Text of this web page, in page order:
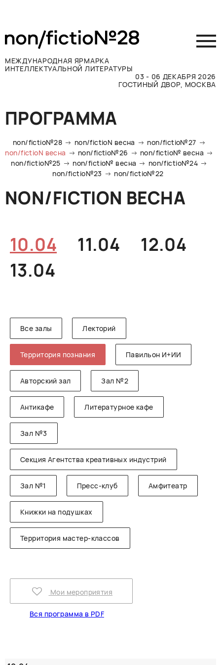
МЕЖДУНАРОДНАЯ ЯРМАРКА
ИНТЕЛЛЕКТУАЛЬНОЙ ЛИТЕРАТУРЫ
03 - 06 ДЕКАБРЯ 2026
ГОСТИНЫЙ ДВОР, МОСКВА
Принять участие
Участникам
Посетителям
Программа
Прессе
Контакты
ПРОГРАММА
non/fictio№28 non/fictioN весна
non/fictio№27
non/fictioN весна
non/fictio№26
non/fictio№ весна
non/fictio№25
non/fictio№ весна
non/fictio№24
non/fictio№23
non/fictio№22
NON/FICTION ВЕСНА
10.04
11.04
12.04
13.04
Все залы Лекторий
Территория познания Павильон И+ИИ
Авторский зал Зал №2
Антикафе Литературное кафе
Зал №3
Секция Агентства креативных индустрий
Зал №1 Пресс-клуб Амфитеатр
Книжки на подушках
Территория мастер-классов
Мои мероприятия
Вся программа в PDF